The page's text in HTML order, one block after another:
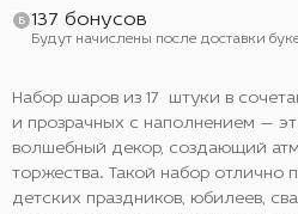
137 бонусов
Будут начислены после доставки
Набор шаров из 17 штуки в
и прозрачных с наполнением —
волшебный декор, создающий
торжества. Такой набор отлично
детских праздников, юбилеев,